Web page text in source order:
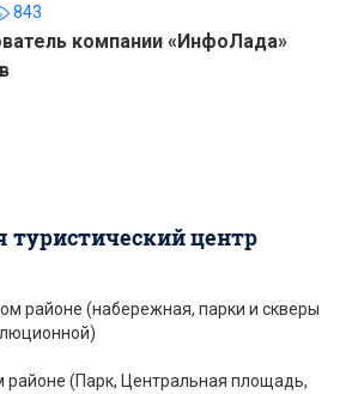
843
компании «ИнфоЛада»
туристический центр
районе (набережная, парки и скверы
районе (Парк, Центральная площадь,